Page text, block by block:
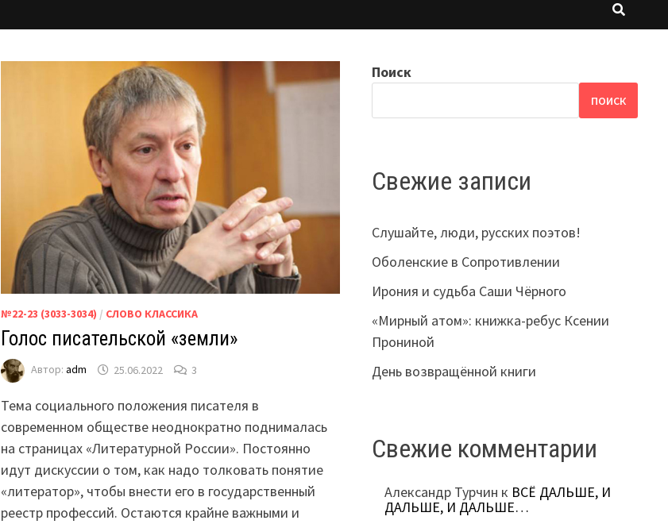
№22-23 (3033-3034) / СЛОВО КЛАССИКА
Голос писательской «земли»
Автор: adm 25.06.2022 3
Тема социального положения писателя в
современном обществе неоднократно поднималась
на страницах «Литературной России». Постоянно
идут дискуссии о том, как надо толковать понятие
«литератор», чтобы внести его в государственный
реестр профессий. Остаются крайне важными и
Поиск
ПОИСК
Свежие записи
Слушайте, люди, русских поэтов!
Оболенские в Сопротивлении
Ирония и судьба Саши Чёрного
«Мирный атом»: книжка-ребус Ксении
Прониной
День возвращённой книги
Свежие комментарии
Александр Турчин к ВСЁ ДАЛЬШЕ, И
ДАЛЬШЕ, И ДАЛЬШЕ…